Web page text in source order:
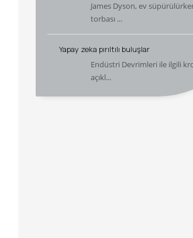
James Dyson, ev
torbası ...
Yapay zeka pırıltılı buluşlar
Endüstri Devrimleri ile ilgili
açıkl...